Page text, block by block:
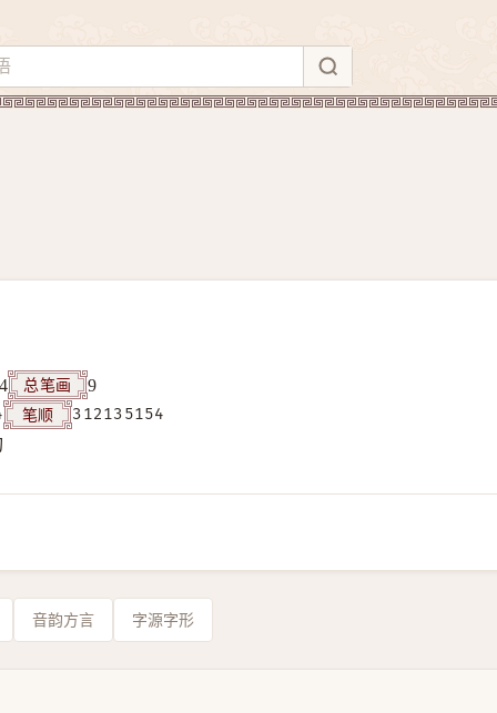
4 总笔画
9
笔顺
312135154
音韵方言 字源字形